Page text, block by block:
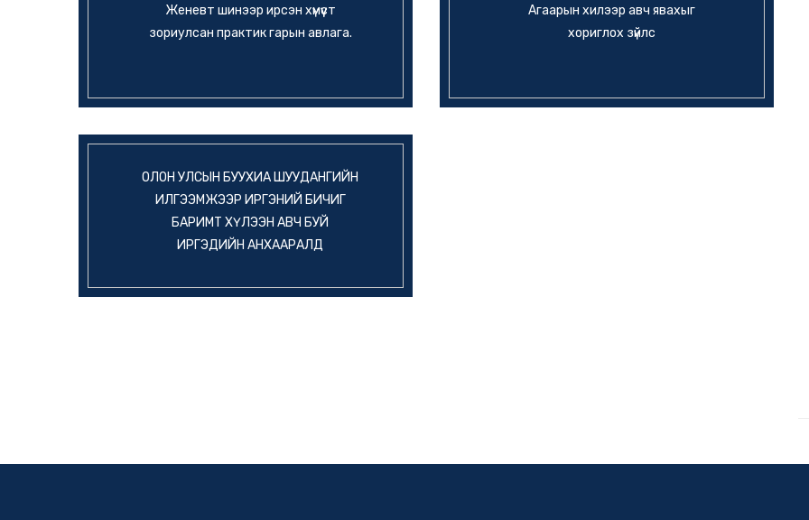
Женевт шинээр ирсэн хүмүүст
зориулсан практик гарын авлага.
Агаарын хилээр авч явахыг
хориглох зүйлс
ОЛОН УЛСЫН БУУХИА ШУУДАНГИЙН
ИЛГЭЭМЖЭЭР ИРГЭНИЙ БИЧИГ
БАРИМТ ХҮЛЭЭН АВЧ БУЙ
ИРГЭДИЙН АНХААРАЛД